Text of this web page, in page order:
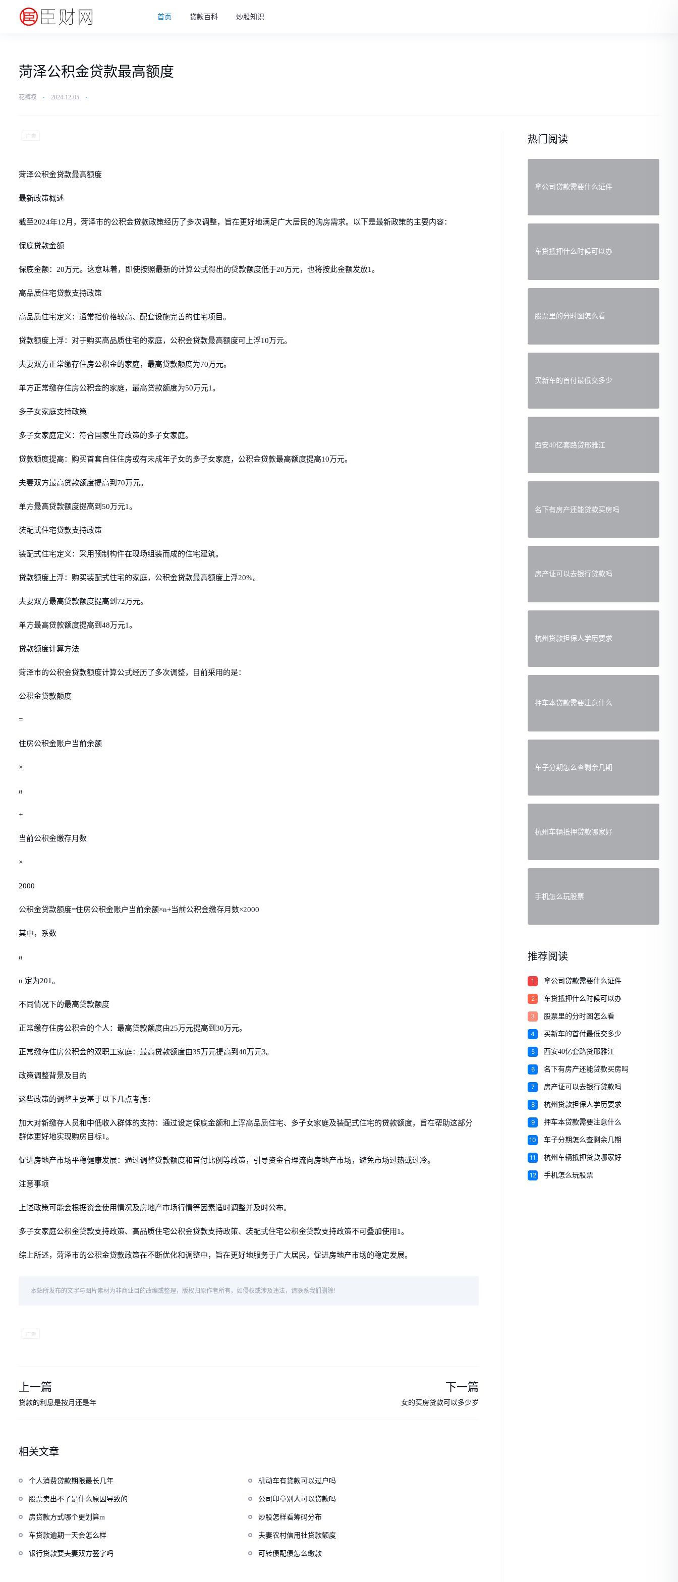
首页 贷款百科 炒股知识
菏泽公积金贷款最高额度
花裤衩 ⋅ 2024-12-05 ⋅
菏泽公积金贷款最高额度
最新政策概述
截至2024年12月，菏泽市的公积金贷款政策经历了多次调整，旨在更好地满足广大居民的购房需求。以下是最新政策的主要内容：
保底贷款金额
保底金额：20万元。这意味着，即使按照最新的计算公式得出的贷款额度低于20万元，也将按此金额发放1。
高品质住宅贷款支持政策
高品质住宅定义：通常指价格较高、配套设施完善的住宅项目。
贷款额度上浮：对于购买高品质住宅的家庭，公积金贷款最高额度可上浮10万元。
夫妻双方正常缴存住房公积金的家庭，最高贷款额度为70万元。
单方正常缴存住房公积金的家庭，最高贷款额度为50万元1。
多子女家庭支持政策
多子女家庭定义：符合国家生育政策的多子女家庭。
贷款额度提高：购买首套自住住房或有未成年子女的多子女家庭，公积金贷款最高额度提高10万元。
夫妻双方最高贷款额度提高到70万元。
单方最高贷款额度提高到50万元1。
装配式住宅贷款支持政策
装配式住宅定义：采用预制构件在现场组装而成的住宅建筑。
贷款额度上浮：购买装配式住宅的家庭，公积金贷款最高额度上浮20%。
夫妻双方最高贷款额度提高到72万元。
单方最高贷款额度提高到48万元1。
贷款额度计算方法
菏泽市的公积金贷款额度计算公式经历了多次调整，目前采用的是：
公积金贷款额度
=
住房公积金账户当前余额
×
𝑛
+
当前公积金缴存月数
×
2000
公积金贷款额度=住房公积金账户当前余额×n+当前公积金缴存月数×2000
其中，系数
𝑛
n 定为201。
不同情况下的最高贷款额度
正常缴存住房公积金的个人：最高贷款额度由25万元提高到30万元。
正常缴存住房公积金的双职工家庭：最高贷款额度由35万元提高到40万元3。
政策调整背景及目的
这些政策的调整主要基于以下几点考虑：
加大对新缴存人员和中低收入群体的支持：通过设定保底金额和上浮高品质住宅、多子女家庭及装配式住宅的贷款额度，旨在帮助这部分
群体更好地实现购房目标1。
促进房地产市场平稳健康发展：通过调整贷款额度和首付比例等政策，引导资金合理流向房地产市场，避免市场过热或过冷。
注意事项
上述政策可能会根据资金使用情况及房地产市场行情等因素适时调整并及时公布。
多子女家庭公积金贷款支持政策、高品质住宅公积金贷款支持政策、装配式住宅公积金贷款支持政策不可叠加使用1。
综上所述，菏泽市的公积金贷款政策在不断优化和调整中，旨在更好地服务于广大居民，促进房地产市场的稳定发展。
本站所发布的文字与图片素材为非商业目的改编或整理，版权归原作者所有，如侵权或涉及违法，请联系我们删除!
上一篇
贷款的利息是按月还是年
下一篇
女的买房贷款可以多少岁
相关文章
个人消费贷款期限最长几年 机动车有贷款可以过户吗
股票卖出不了是什么原因导致的 公司印章别人可以贷款吗
房贷款方式哪个更划算m 炒股怎样看筹码分布
车贷款逾期一天会怎么样 夫妻农村信用社贷款额度
银行贷款要夫妻双方签字吗 可转债配债怎么缴款
热门阅读
拿公司贷款需要什么证件
车贷抵押什么时候可以办
股票里的分时图怎么看
买新车的首付最低交多少
西安40亿套路贷邢雅江
名下有房产还能贷款买房吗
房产证可以去银行贷款吗
杭州贷款担保人学历要求
押车本贷款需要注意什么
车子分期怎么查剩余几期
杭州车辆抵押贷款哪家好
手机怎么玩股票
推荐阅读
1 拿公司贷款需要什么证件
2 车贷抵押什么时候可以办
3 股票里的分时图怎么看
4 买新车的首付最低交多少
5 西安40亿套路贷邢雅江
6 名下有房产还能贷款买房吗
7 房产证可以去银行贷款吗
8 杭州贷款担保人学历要求
9 押车本贷款需要注意什么
10 车子分期怎么查剩余几期
11 杭州车辆抵押贷款哪家好
12 手机怎么玩股票